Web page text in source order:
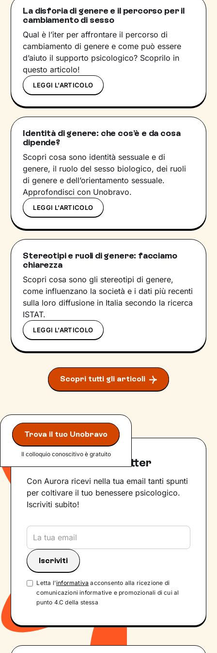
La disforia di genere e il percorso per il
cambiamento di sesso
Qual è l’iter per affrontare il percorso di
cambiamento di genere e come può essere
d’aiuto il supporto psicologico? Scoprilo in
questo articolo!
LEGGI L'ARTICOLO
Identità di genere: che cos’è e da cosa
dipende?
Scopri cosa sono identità sessuale e di
genere, il ruolo del sesso biologico, dei ruoli
di genere e dell’orientamento sessuale.
Approfondisci con Unobravo.
LEGGI L'ARTICOLO
Stereotipi e ruoli di genere: facciamo
chiarezza
Scopri cosa sono gli stereotipi di genere,
come influenzano la società e i dati più recenti
sulla loro diffusione in Italia secondo la ricerca
ISTAT.
LEGGI L'ARTICOLO
Scopri tutti gli articoli
Trova il tuo Unobravo
Il colloquio conoscitivo è gratuito
Iscriviti alla newsletter
Con Aurora ricevi nella tua email tanti spunti
per coltivare il tuo benessere psicologico.
Iscriviti subito!
Letta l'informativa acconsento alla ricezione di
comunicazioni informative e promozionali di cui al
punto 4.C della stessa